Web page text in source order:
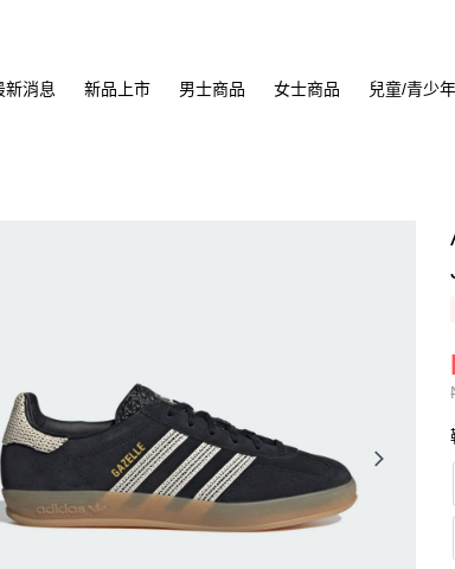
新消息 新品上市 男士商品 女士商品 兒童/青少年